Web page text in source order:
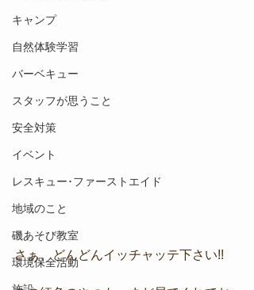
キャンプ
自然体験学習
バーベキュー
スタッフが思うこと
安全対策
イベント
レスキュー･ファーストエイド
地域のこと
磯あそび教室
環境保全活動
さぁ、どんどんイッチャッテ下さい!!